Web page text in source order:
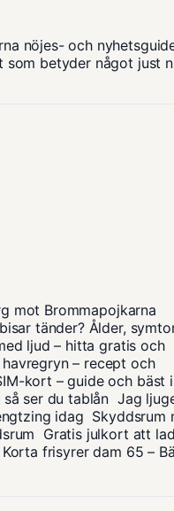
nöjes- och
som betyder något just
mot Brommapojkarna
tänder? Ålder,
ljud – hitta gratis och
– recept och
kort – guide och bäst
ser du tablån Jag
idag Skyddsrum
Gratis julkort att
Korta frisyrer dam 65 –